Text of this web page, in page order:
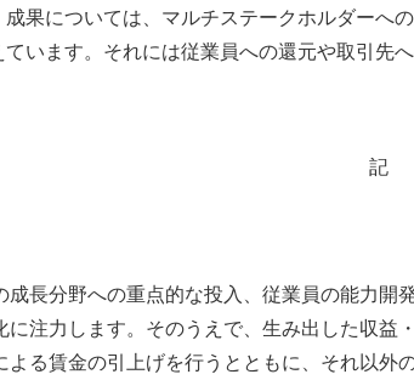
成果については、マルチステークホルダーへ
います。それには従業員への還元や取引先
記
長分野への重点的な投入、従業員の能力開
に注力します。そのうえで、生み出した収
よる賃金の引上げを行うとともに、それ以